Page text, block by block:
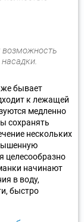
возможность
бывает
к лежащей
медленно
сохранять
нескольких
целесообразно
начинают
в воду,
быстро